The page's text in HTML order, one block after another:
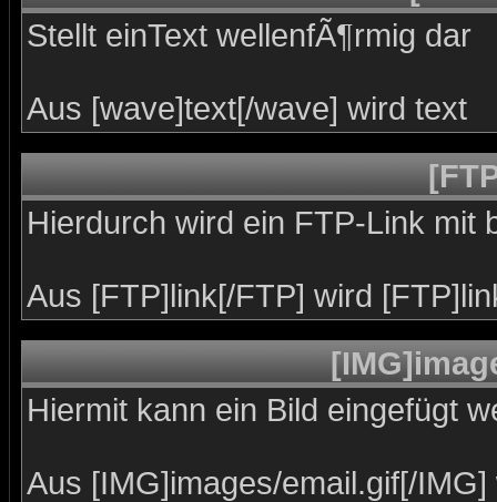
Stellt einText wellenfÃ¶rmig dar
Aus [wave]text[/wave] wird text
Hierdurch wird ein FTP-Link mit
Aus [FTP]link[/FTP] wird
Hiermit kann ein Bild eingefügt
Aus [IMG]images/email.gif[/